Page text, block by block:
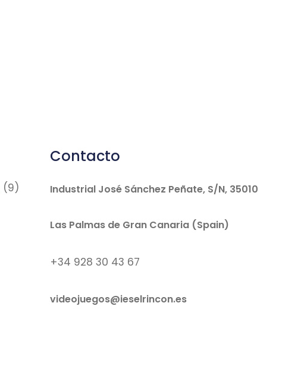
(9)
Contacto
Industrial José Sánchez Peñate, S/N, 35010
Las Palmas de Gran Canaria (Spain)
+34 928 30 43 67
videojuegos@ieselrincon.es